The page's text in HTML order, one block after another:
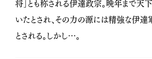
将」とも称される伊達政宗。晩年まで天
いたとされ、その力の源には精強な伊
とされる。しかし…。